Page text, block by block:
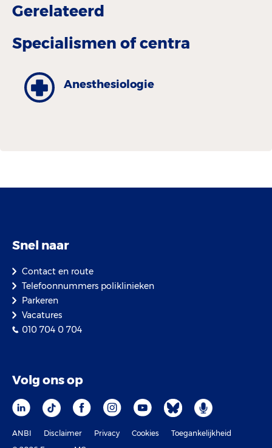
Gerelateerd
Specialismen of centra
Anesthesiologie
Snel naar
Contact en route
Telefoonnummers poliklinieken
Parkeren
Vacatures
010 704 0 704
Volg ons op
ANBI Disclaimer Privacy Cookies
Toegankelijkheid